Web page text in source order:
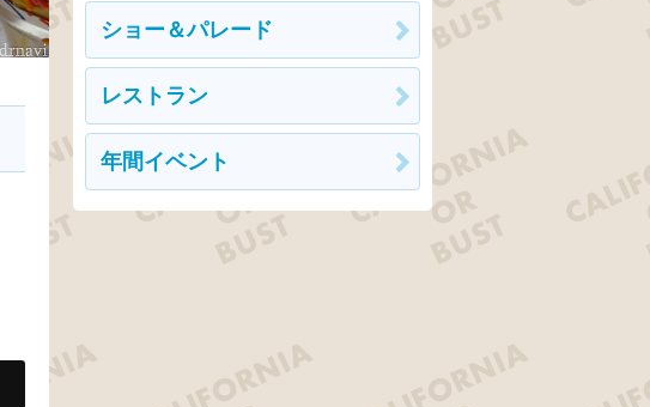
ショー＆パレード
レストラン
年間イベント